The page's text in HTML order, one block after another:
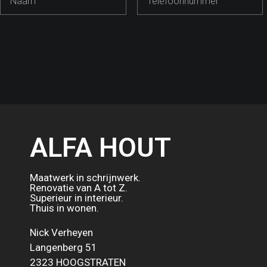
ALFA HOUT
Maatwerk in schrijnwerk.
Renovatie van A tot Z.
Superieur in interieur.
Thuis in wonen.
Nick Verheyen
Langenberg 51
2323 HOOGSTRATEN